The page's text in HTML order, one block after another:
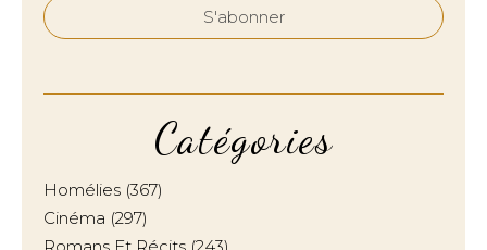
Catégories
Homélies (367)
Cinéma (297)